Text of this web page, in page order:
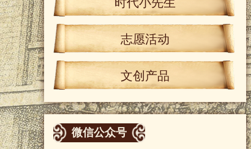
志愿活动
文创产品
微信公众号